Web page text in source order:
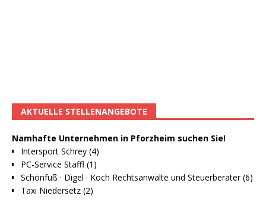
AKTUELLE STELLENANGEBOTE
Namhafte Unternehmen in Pforzheim suchen Sie!
Intersport Schrey (4)
PC-Service Staffl (1)
Schönfuß · Digel · Koch Rechtsanwälte und Steuerberater (6)
Taxi Niedersetz (2)